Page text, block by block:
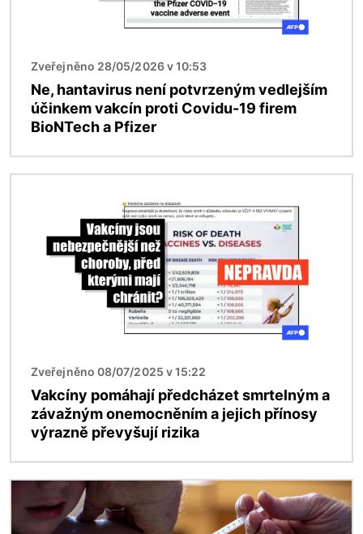
Zveřejněno 28/05/2026 v 10:53
Ne, hantavirus není potvrzeným vedlejším
účinkem vakcín proti Covidu-19 firem
BioNTech a Pfizer
Zveřejněno 08/07/2025 v 15:22
Vakcíny pomáhají předcházet smrtelným a
závažným onemocněním a jejich přínosy
výrazně převyšují rizika
Obrázek